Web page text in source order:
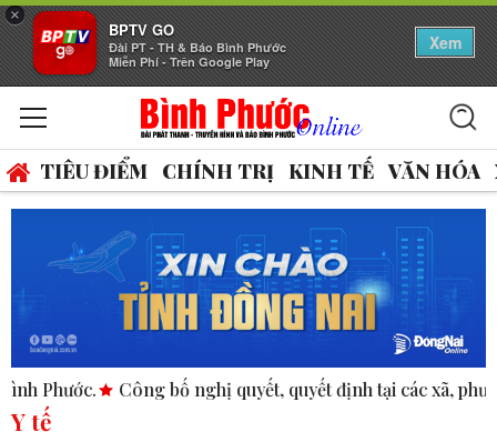
×
BPTV GO
Đài PT - TH & Báo Bình Phước
Miễn Phí - Trên Google Play
Xem
TIÊU ĐIỂM CHÍNH TRỊ KINH TẾ VĂN HÓA
Công bố nghị quyết, quyết định tại các xã, phường.
Y tế